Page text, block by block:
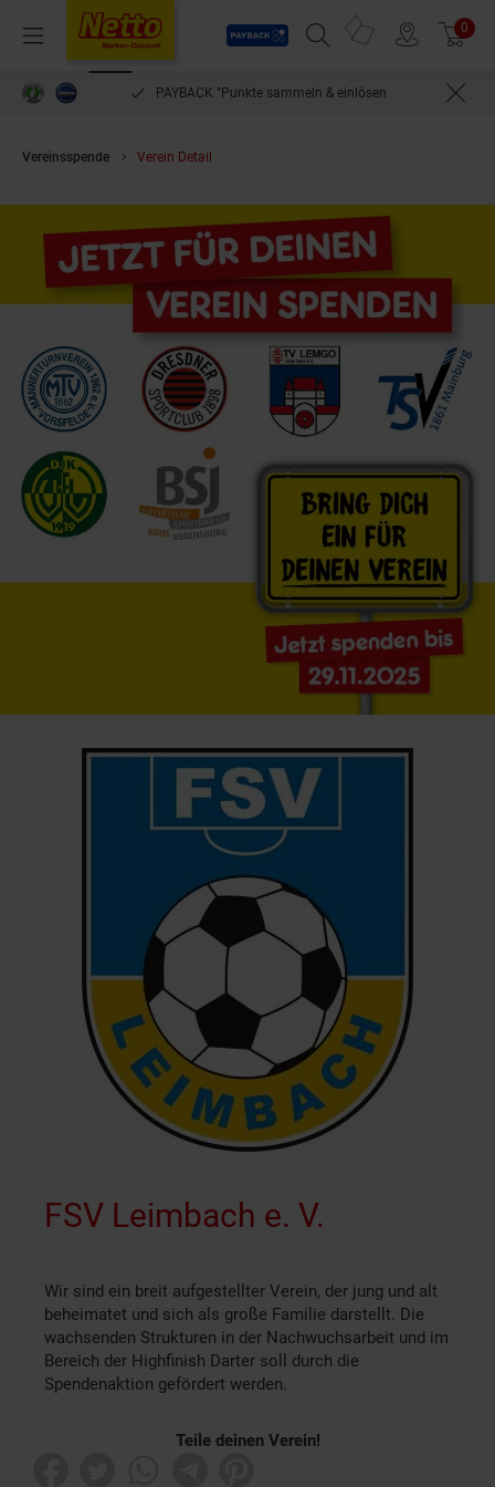
Menü
Payback
Suchfeld einblenden
Prospekte 0
PAYBACK °Punkte sammeln & einlösen
Vereinsspende Verein Detail
FSV Leimbach e. V.
Wir sind ein breit aufgestellter Verein, der jung und alt
beheimatet und sich als große Familie darstellt. Die
wachsenden Strukturen in der Nachwuchsarbeit und im
Bereich der Highfinish Darter soll durch die
Spendenaktion gefördert werden.
Teile deinen Verein!